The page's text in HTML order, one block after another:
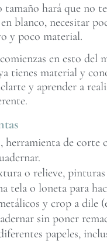
tamaño hará que no
blanco, necesitar
y poco material.
en esto del
tienes material y
y aprender a
herramienta de corte
o relieve,
tela o loneta para
y crop a dile
sin poner
papeles,